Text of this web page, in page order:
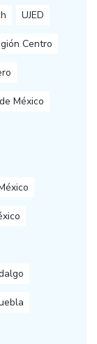
UJED
Centro
México